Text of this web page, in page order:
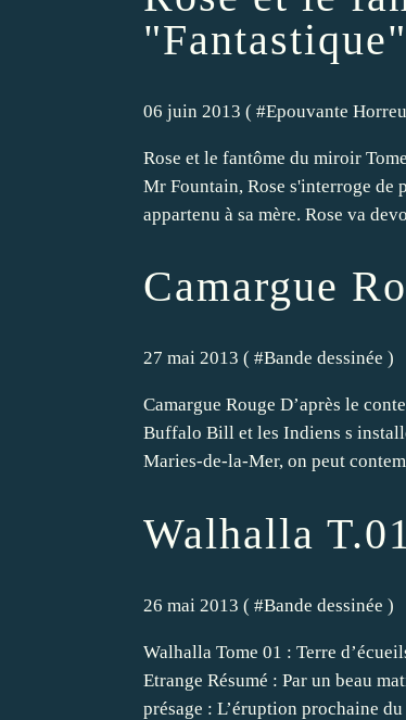
"Fantastique"
06 juin 2013 ( #Epouvante
Rose et le fantôme du miroir
Mr Fountain, Rose s'interroge de
appartenu à sa mère. Rose va
Camargue
27 mai 2013 ( #Bande dessinée )
Camargue Rouge D’après le
Buffalo Bill et les Indiens s
Maries-de-la-Mer, on peut
Walhalla
26 mai 2013 ( #Bande dessinée )
Walhalla Tome 01 : Terre
Etrange Résumé : Par un beau
présage : L’éruption prochaine